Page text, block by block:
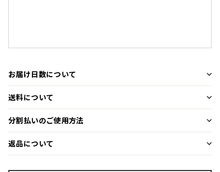
お届け日数について
送料について
分割払いのご使用方法
返品について